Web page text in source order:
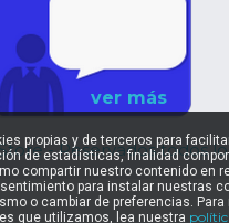
ver más
- Reservados todos
propias y de terceros para
de estadísticas, finalidad
compartir nuestro contenido en
para instalar nuestras
o cambiar de preferencias.
que utilizamos, lea nuestra